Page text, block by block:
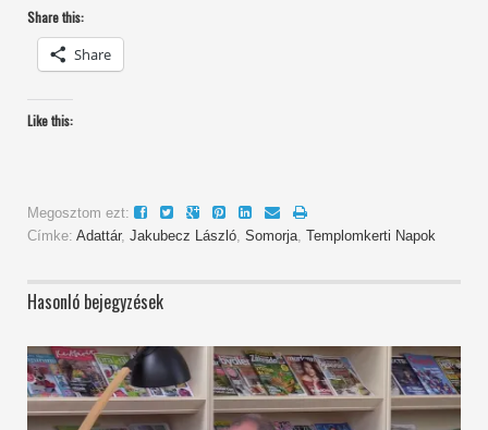
Share this:
Share
Like this:
Megosztom ezt:
Címke: Adattár, Jakubecz László, Somorja, Templomkerti Napok
Hasonló bejegyzések